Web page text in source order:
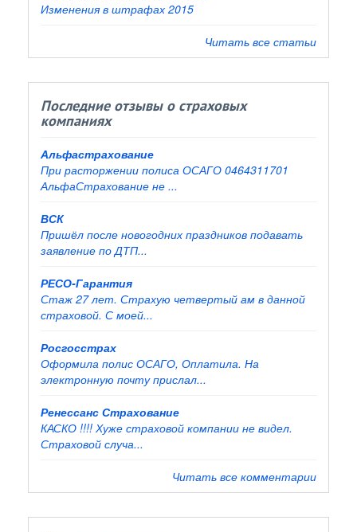
Изменения в штрафах 2015
Читать все статьи
Последние отзывы о страховых
компаниях
Альфастрахование
При расторжении полиса ОСАГО 0464311701
АльфаСтрахование не ...
ВСК
Пришёл после новогодних праздников подавать
заявление по ДТП...
РЕСО-Гарантия
Стаж 27 лет. Страхую четвертый ам в данной
страховой. С моей...
Росгосстрах
Оформила полис ОСАГО, Оплатила. На
электронную почту прислал...
Ренессанс Страхование
КАСКО !!!! Хуже страховой компании не видел.
Страховой случа...
Читать все комментарии